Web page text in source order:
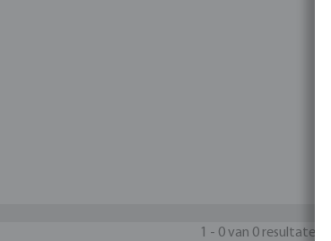
1 - 0 van 0 resultaten